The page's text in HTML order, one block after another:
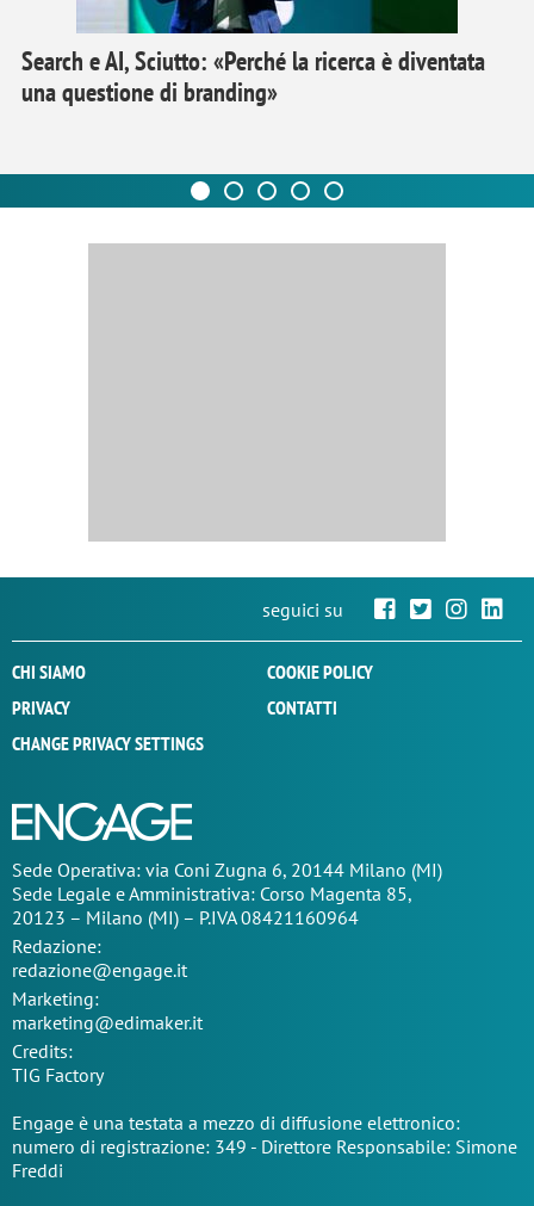
Search e AI, Sciutto: «Perché la ricerca è diventata
una questione di branding»
seguici su
CHI SIAMO
COOKIE POLICY
PRIVACY
CONTATTI
CHANGE PRIVACY SETTINGS
Sede Operativa: via Coni Zugna 6, 20144 Milano (MI)
Sede Legale e Amministrativa: Corso Magenta 85,
20123 – Milano (MI) – P.IVA 08421160964
Redazione:
redazione@engage.it
Marketing:
marketing@edimaker.it
Credits:
TIG Factory
Engage è una testata a mezzo di diffusione elettronico:
numero di registrazione: 349 - Direttore Responsabile: Simone
Freddi